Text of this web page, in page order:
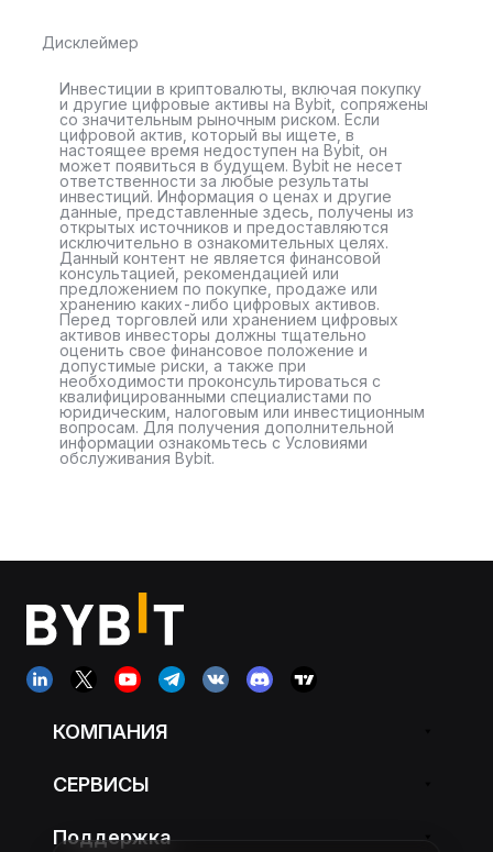
Дисклеймер
Инвестиции в криптовалюты, включая покупку
и другие цифровые активы на Bybit, сопряжены
со значительным рыночным риском. Если
цифровой актив, который вы ищете, в
настоящее время недоступен на Bybit, он
может появиться в будущем. Bybit не несет
ответственности за любые результаты
инвестиций. Информация о ценах и другие
данные, представленные здесь, получены из
открытых источников и предоставляются
исключительно в ознакомительных целях.
Данный контент не является финансовой
консультацией, рекомендацией или
предложением по покупке, продаже или
хранению каких-либо цифровых активов.
Перед торговлей или хранением цифровых
активов инвесторы должны тщательно
оценить свое финансовое положение и
допустимые риски, а также при
необходимости проконсультироваться с
квалифицированными специалистами по
юридическим, налоговым или инвестиционным
вопросам. Для получения дополнительной
информации ознакомьтесь с Условиями
обслуживания Bybit.
КОМПАНИЯ
СЕРВИСЫ
Поддержка